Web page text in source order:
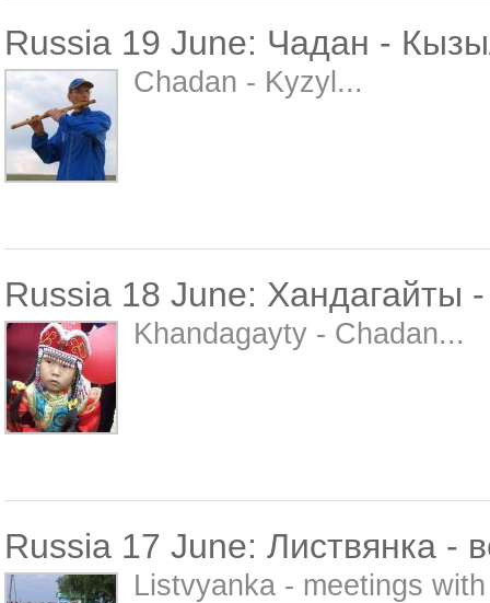
Russia 19 June: Чадан -
Chadan - Kyzyl...
Russia 18 June: Хандагайты
Khandagayty - Chadan...
Russia 17 June: Листвянка -
Listvyanka - meetings